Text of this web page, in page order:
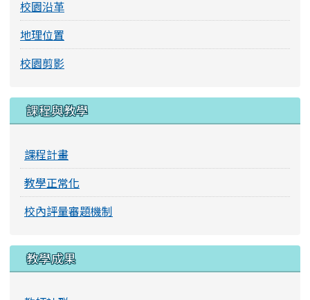
校園沿革
地理位置
校園剪影
課程與教學
課程計畫
教學正常化
校內評量審題機制
教學成果